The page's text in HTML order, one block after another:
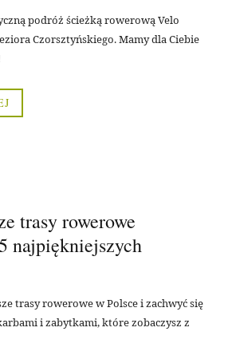
podróż ścieżką rowerową Velo
Czorsztyńskiego. Mamy dla Ciebie
trasy rowerowe
najpiękniejszych
trasy rowerowe w Polsce i zachwyć się
i zabytkami, które zobaczysz z